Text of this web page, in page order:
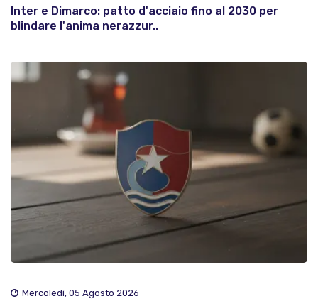
Inter e Dimarco: patto d'acciaio fino al 2030 per
blindare l'anima nerazzur..
Mercoledì, 05 Agosto 2026